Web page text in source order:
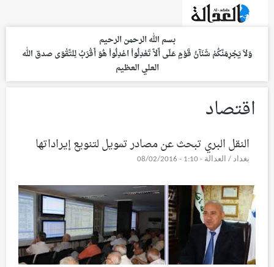
بسم الله الرحمن الرحيم
وَلاَ يَجْرِمَنَّكُمْ شَنَآنُ قَوْمٍ عَلَى أَلاَّ تَعْدِلُواْ اعْدِلُواْ هُوَ أَقْرَبُ لِلتَّقْوَىصدق الله
العلي العظيم
اقتصاد
النقل البري تبحث عن مصادر تمويل لتنويع إيراداتها
بغداد / العدالة - 1:10 - 08/02/2016